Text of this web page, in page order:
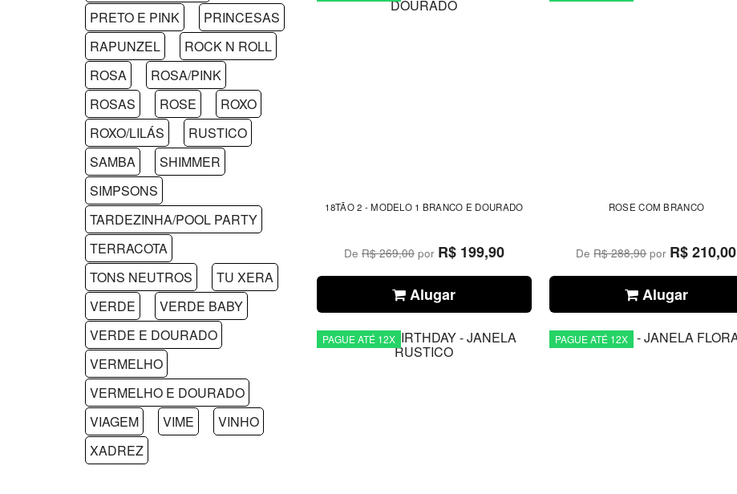
PRETO E PINK
PRINCESAS
RAPUNZEL
ROCK N ROLL
ROSA
ROSA/PINK
ROSAS
ROSE
ROXO
ROXO/LILÁS
RUSTICO
SAMBA
SHIMMER
SIMPSONS
TARDEZINHA/POOL PARTY
TERRACOTA
TONS NEUTROS
TU XERA
VERDE
VERDE BABY
VERDE E DOURADO
VERMELHO
VERMELHO E DOURADO
VIAGEM
VIME
VINHO
XADREZ
18TÃO 2 - MODELO 1 BRANCO E DOURADO
De R$ 269,00por R$ 199,90
Alugar
ROSE COM BRANCO
DeR$ 288,90por R$ 210,00
Alugar
PAGUE ATÉ 12X PAGUE ATÉ 12X